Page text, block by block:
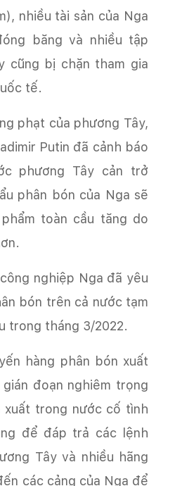
nhiều tài sản của Nga
băng và nhiều tập
cũng bị chặn tham gia
tế.
phạt của phương Tây,
Putin đã cảnh báo
phương Tây cản trở
phân bón của Nga sẽ
toàn cầu tăng do
nghiệp Nga đã yêu
bón trên cả nước tạm
trong tháng 3/2022.
hàng phân bón xuất
đoạn nghiêm trọng
xuất trong nước cố tình
để đáp trả các lệnh
Tây và nhiều hãng
các cảng của Nga để